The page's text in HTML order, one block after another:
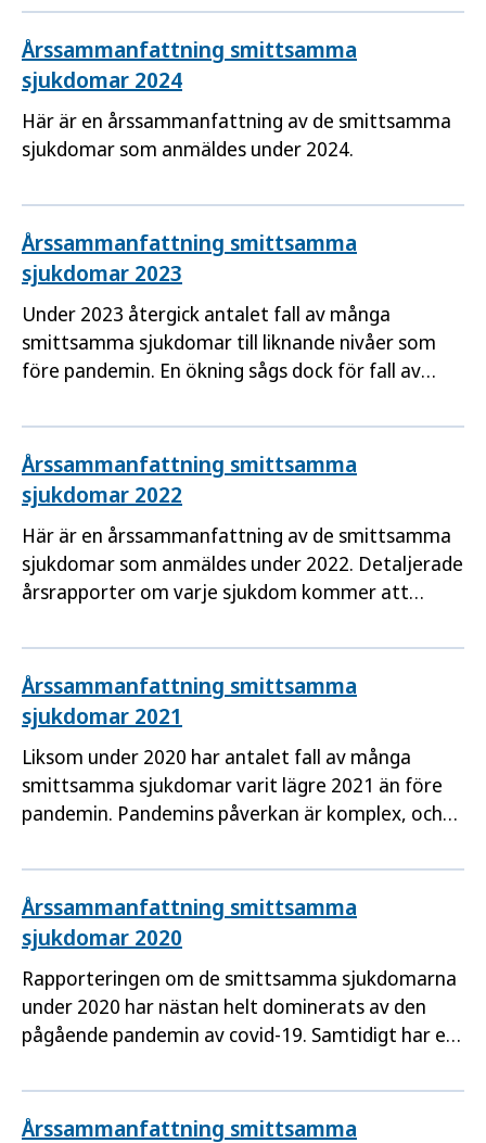
Årssammanfattning smittsamma
sjukdomar 2024
Här är en årssammanfattning av de smittsamma
sjukdomar som anmäldes under 2024.
Årssammanfattning smittsamma
sjukdomar 2023
Under 2023 återgick antalet fall av många
smittsamma sjukdomar till liknande nivåer som
före pandemin. En ökning sågs dock för fall av
gonorré och TBE.
Årssammanfattning smittsamma
sjukdomar 2022
Här är en årssammanfattning av de smittsamma
sjukdomar som anmäldes under 2022. Detaljerade
årsrapporter om varje sjukdom kommer att
webbplats under våren 2023.
Årssammanfattning smittsamma
sjukdomar 2021
Liksom under 2020 har antalet fall av många
smittsamma sjukdomar varit lägre 2021 än före
pandemin. Pandemins påverkan är komplex, och
och färre vårdbesök har bidragit till färre fall av
vissa smittsamma sjukdomar.
Årssammanfattning smittsamma
sjukdomar 2020
Rapporteringen om de smittsamma sjukdomarna
under 2020 har nästan helt dominerats av den
pågående pandemin av covid-19. Samtidigt har ett
kraftigt under året. Orsaken är bland annat de
restriktioner som inneburit färre nära kontakter
Årssammanfattning smittsamma